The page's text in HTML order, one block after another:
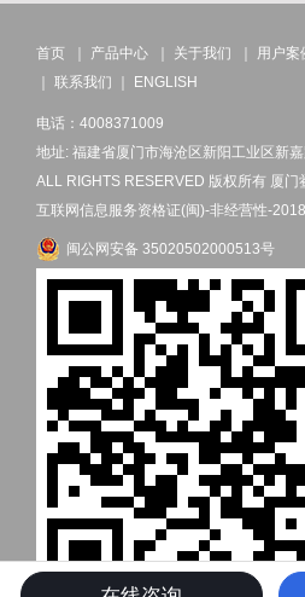
首页 产品中心 关于我们 用户案
联系我们 ENGLISH
电话：4008371009
地址: 福建省厦门市海沧区新阳工业区新
ALL RIGHTS RESERVED 版权所有 厦门
互联网信息服务资格证(闽)-非经营性-
闽公网安备 35020502000513号